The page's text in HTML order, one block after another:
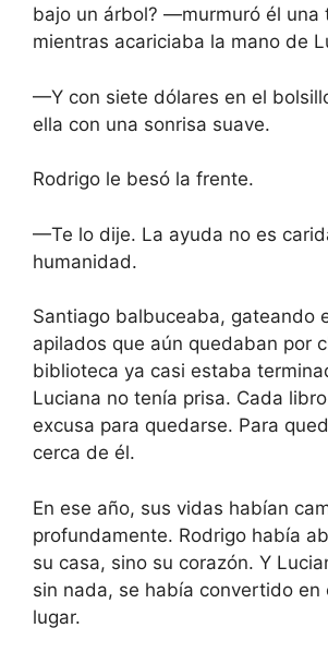
bajo un árbol? —murmuró él una
mientras acariciaba la mano de
—Y con siete dólares en el
ella con una sonrisa suave.
Rodrigo le besó la frente.
—Te lo dije. La ayuda no es
humanidad.
Santiago balbuceaba, gateando
apilados que aún quedaban por
biblioteca ya casi estaba
Luciana no tenía prisa. Cada
excusa para quedarse. Para
cerca de él.
En ese año, sus vidas habían
profundamente. Rodrigo había
su casa, sino su corazón. Y
sin nada, se había convertido en
lugar.